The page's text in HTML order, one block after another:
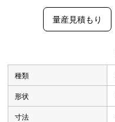
量産見積もり
種類
形状
寸法